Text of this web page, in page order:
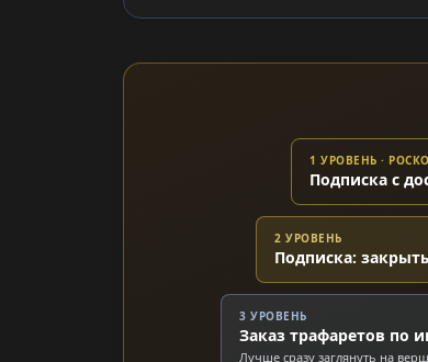
1 УРОВЕНЬ ·
Подписка с
2 УРОВЕНЬ
Подписка:
3 УРОВЕНЬ
Заказ трафаретов по
Лучше сразу заглянуть на